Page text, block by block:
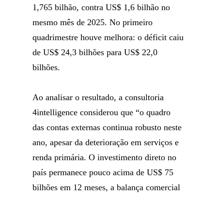
1,765 bilhão, contra US$ 1,6 bilhão no
mesmo mês de 2025. No primeiro
quadrimestre houve melhora: o déficit caiu
de US$ 24,3 bilhões para US$ 22,0
bilhões.
Ao analisar o resultado, a consultoria
4intelligence considerou que “o quadro
das contas externas continua robusto neste
ano, apesar da deterioração em serviços e
renda primária. O investimento direto no
país permanece pouco acima de US$ 75
bilhões em 12 meses, a balança comercial